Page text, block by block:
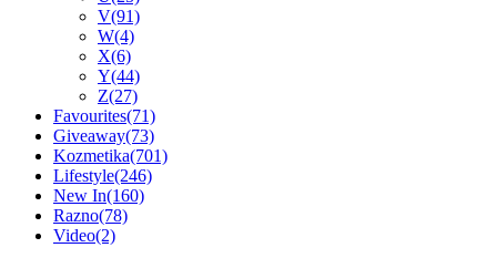
V(91)
W(4)
X(6)
Y(44)
Z(27)
Favourites(71)
Giveaway(73)
Kozmetika(701)
Lifestyle(246)
New In(160)
Razno(78)
Video(2)